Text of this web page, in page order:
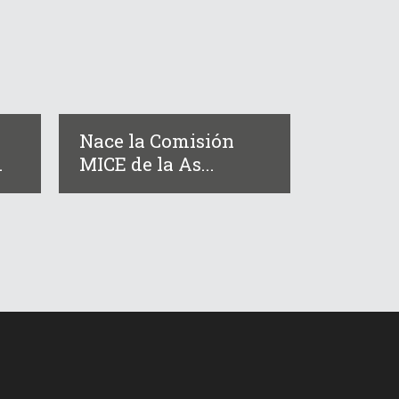
Nace la Comisión
MICE de la As...